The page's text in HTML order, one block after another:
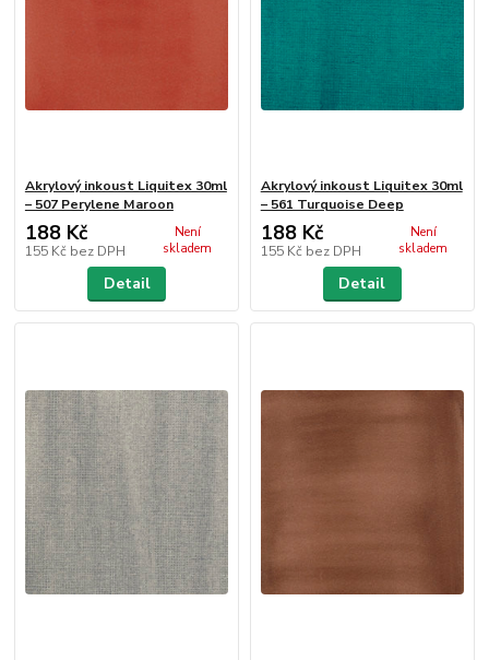
Akrylový inkoust Liquitex 30ml
– 507 Perylene Maroon
188 Kč
155 Kč bez DPH
Není
skladem
Detail
Akrylový inkoust Liquitex 30ml
– 561 Turquoise Deep
188 Kč
155 Kč bez DPH
Není
skladem
Detail